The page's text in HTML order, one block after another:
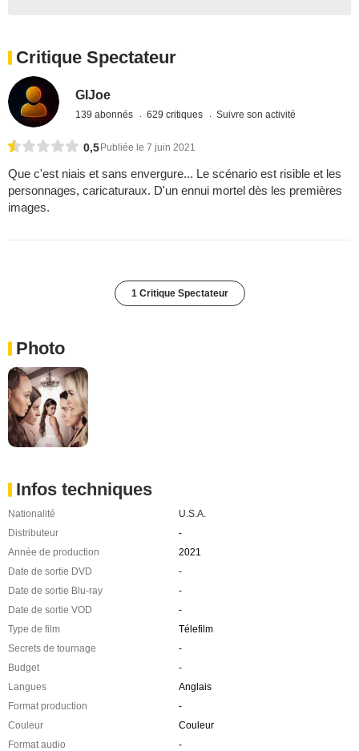
Critique Spectateur
GIJoe
139 abonnés 629 critiques Suivre son activité
0,5 Publiée le 7 juin 2021
Que c'est niais et sans envergure... Le scénario est risible et les
personnages, caricaturaux. D'un ennui mortel dès les premières
images.
1 Critique Spectateur
Photo
Infos techniques
Nationalité
U.S.A.
Distributeur
-
Année de production
2021
Date de sortie DVD
-
Date de sortie Blu-ray
-
Date de sortie VOD
-
Type de film
Télefilm
Secrets de tournage
-
Budget
-
Langues
Anglais
Format production
-
Couleur
Couleur
Format audio
-